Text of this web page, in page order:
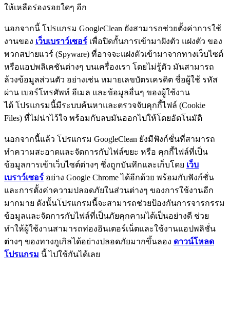
ให้เหลือร่องรอยใดๆ อีก
นอกจากนี้ โปรแกรม GoogleClean ยังสามารถช่วยตั้งค่าการใช้
งานของ เว็บเบราว์เซอร์ เพื่อปิดกั้นการเข้ามาฝังตัว แฝงตัว ของ
พวกสปายแวร์ (Spyware) ที่อาจจะแฝงตัวเข้ามาจากทางเว็บไซต์
หรือแอปพลิเคชันต่างๆ บนเครื่องเรา โดยไม่รู้ตัว มันสามารถ
ล้วงข้อมูลส่วนตัว อย่างเช่น หมายเลขบัตรเครดิต ชื่อผู้ใช้ รหัส
ผ่าน เบอร์โทรศัพท์ อีเมล และข้อมูลอื่นๆ ของผู้ใช้งาน
ได้ โปรแกรมนี้มีระบบค้นหาและตรวจจับคุกกี้ไฟล์ (Cookie
Files) ที่ไม่น่าไว้ใจ พร้อมกับลบมันออกไปให้โดยอัตโนมัติ
นอกจากนี้แล้ว โปรแกรม GoogleClean ยังมีฟังก์ชั่นที่สามารถ
ทำความสะอาดและจัดการกับไฟล์ขยะ หรือ คุกกี้ไฟล์ที่เป็น
ข้อมูลการเข้าเว็บไซต์ต่างๆ ซึ่งถูกบันทึกและเก็บโดย เว็บ
เบราว์เซอร์ อย่าง Google Chrome ได้อีกด้วย พร้อมกับฟังก์ชั่น
และการตั้งค่าความปลอดภัยในส่วนต่างๆ ของการใช้งานอีก
มากมาย ดังนั้นโปรแกรมนี้จะสามารถช่วยป้องกันการจารกรรม
ข้อมูลและจัดการกับไฟล์ที่เป็นภัยคุกคามได้เป็นอย่างดี ช่วย
ทำให้ผู้ใช้งานสามารถท่องอินเตอร์เน็ตและใช้งานแอปพลิชั่น
ต่างๆ ของทางกูเกิลได้อย่างปลอดภัยมากขึ้นลอง ดาวน์โหลด
โปรแกรม นี้ ไปใช้กันได้เลย